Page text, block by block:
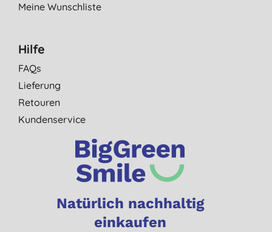
Meine Wunschliste
Hilfe
FAQs
Lieferung
Retouren
Kundenservice
Natürlich nachhaltig
einkaufen